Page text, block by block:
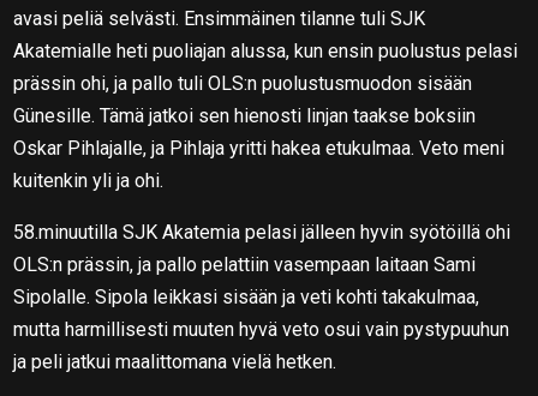
avasi peliä selvästi. Ensimmäinen tilanne tuli SJK
Akatemialle heti puoliajan alussa, kun ensin puolustus pelasi
prässin ohi, ja pallo tuli OLS:n puolustusmuodon sisään
Günesille. Tämä jatkoi sen hienosti linjan taakse boksiin
Oskar Pihlajalle, ja Pihlaja yritti hakea etukulmaa. Veto meni
kuitenkin yli ja ohi.
58.minuutilla SJK Akatemia pelasi jälleen hyvin syötöillä ohi
OLS:n prässin, ja pallo pelattiin vasempaan laitaan Sami
Sipolalle. Sipola leikkasi sisään ja veti kohti takakulmaa,
mutta harmillisesti muuten hyvä veto osui vain pystypuuhun
ja peli jatkui maalittomana vielä hetken.